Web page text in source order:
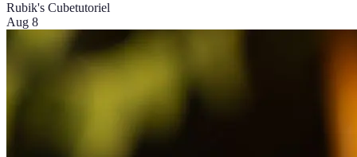
Rubik's Cubetutoriel
Aug 8